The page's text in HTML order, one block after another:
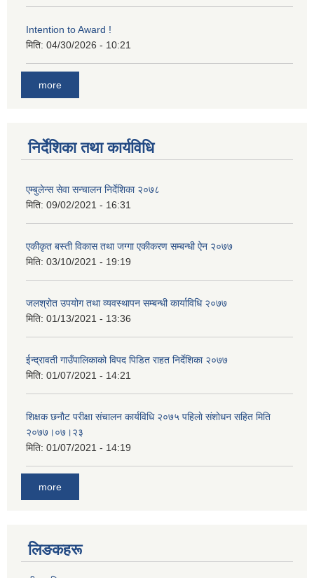
Intention to Award !
मिति: 04/30/2026 - 10:21
more
निर्देशिका तथा कार्यविधि
एम्बुलेन्स सेवा सन्चालन निर्देशिका २०७८
मिति: 09/02/2021 - 16:31
एकीकृत बस्ती विकास तथा जग्गा एकीकरण सम्बन्धी ऐन २०७७
मिति: 03/10/2021 - 19:19
जलश्रोत उपयोग तथा व्यवस्थापन सम्बन्धी कार्याविधि २०७७
मिति: 01/13/2021 - 13:36
ईन्द्रावती गाउँपालिकाको विपद पिडित राहत निर्देशिका २०७७
मिति: 01/07/2021 - 14:21
शिक्षक छनाैट परीक्षा संचालन कार्यविधि २०७५ पहिलाे स‌ंशाेधन सहित मिति
२०७७।०७।२३
मिति: 01/07/2021 - 14:19
more
लिङकहरू